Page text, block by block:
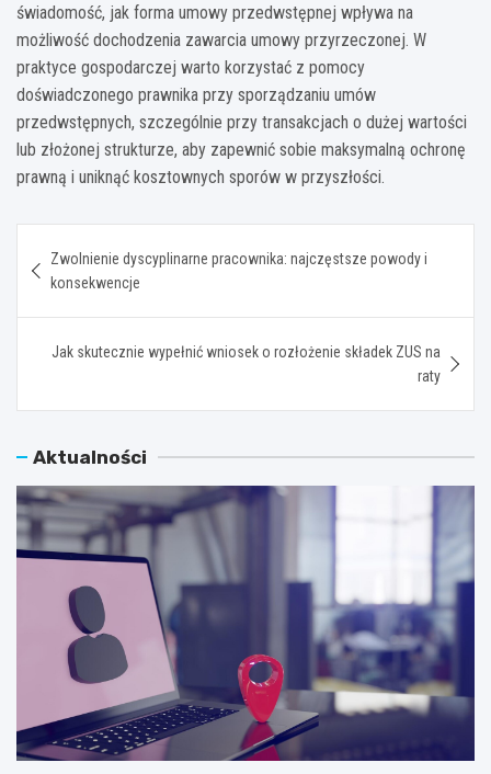
świadomość, jak forma umowy przedwstępnej wpływa na
możliwość dochodzenia zawarcia umowy przyrzeczonej. W
praktyce gospodarczej warto korzystać z pomocy
doświadczonego prawnika przy sporządzaniu umów
przedwstępnych, szczególnie przy transakcjach o dużej wartości
lub złożonej strukturze, aby zapewnić sobie maksymalną ochronę
prawną i uniknąć kosztownych sporów w przyszłości.
wpisu
Zwolnienie dyscyplinarne pracownika: najczęstsze powody i
konsekwencje
Jak skutecznie wypełnić wniosek o rozłożenie składek ZUS na
raty
Aktualności